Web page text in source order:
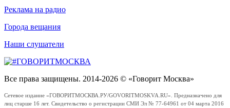
Реклама на радио
Города вещания
Наши слушатели
Все права защищены. 2014-2026 © «Говорит Москва»
Сетевое издание «ГОВОРИТМОСКВА.РУ/GOVORITMOSKVA.RU». Предназначено для
лиц старше 16 лет. Свидетельство о регистрации СМИ Эл № 77-64961 от 04 марта 2016